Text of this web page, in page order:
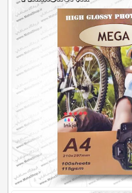
تخفیف‌ها
و
پیشنهادها
تماس
کلاب
محاشاپ